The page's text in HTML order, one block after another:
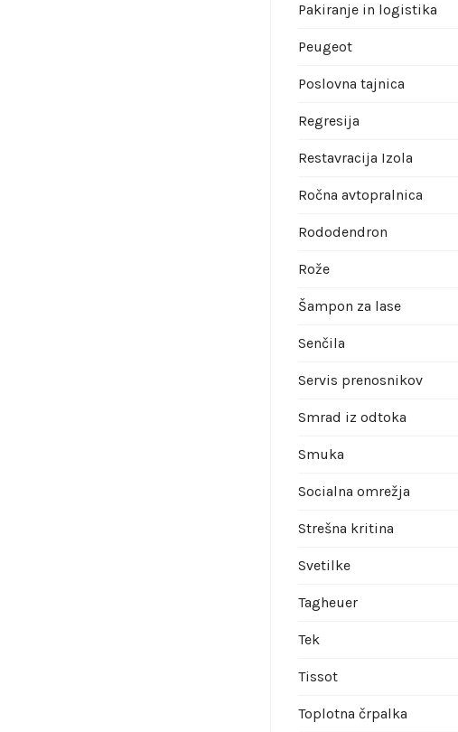
Pakiranje in logistika
Peugeot
Poslovna tajnica
Regresija
Restavracija Izola
Ročna avtopralnica
Rododendron
Rože
Šampon za lase
Senčila
Servis prenosnikov
Smrad iz odtoka
Smuka
Socialna omrežja
Strešna kritina
Svetilke
Tagheuer
Tek
Tissot
Toplotna črpalka